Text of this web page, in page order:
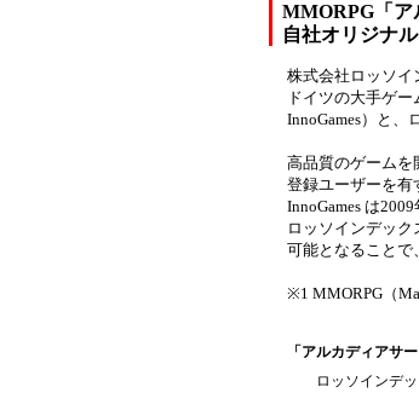
MMORPG「ア
自社オリジナ
株式会社ロッソイ
ドイツの大手ゲー
InnoGames）と
高品質のゲームを
登録ユーザーを有
InnoGames は
ロッソインデッ
可能となることで
※1 MMORPG（
「アルカディアサ
ロッソインデ